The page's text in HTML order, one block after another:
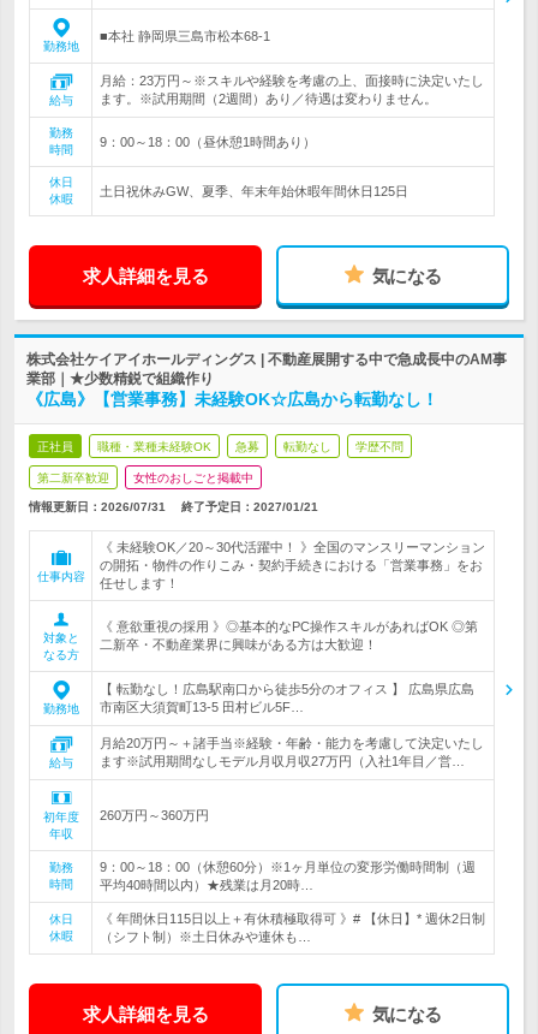
勤務地
■本社 静岡県三島市松本68-1
給与
月給：23万円～※スキルや経験を考慮の上、面接時に決定いたし
ます。※試用期間（2週間）あり／待遇は変わりません。
勤務
時間
9：00～18：00（昼休憩1時間あり）
休日
休暇
土日祝休みGW、夏季、年末年始休暇年間休日125日
求人詳細を見る 気になる
株式会社ケイアイホールディングス | 不動産展開する中で急成長中のAM事
業部｜★少数精鋭で組織作り
《広島》【営業事務】未経験OK☆広島から転勤なし！
正社員 職種・業種未経験OK 急募 転勤なし 学歴不問
第二新卒歓迎 女性のおしごと掲載中
情報更新日：2026/07/31 終了予定日： 2027/01/21
仕事内容
《 未経験OK／20～30代活躍中！ 》全国のマンスリーマンション
の開拓・物件の作りこみ・契約手続きにおける「営業事務」をお
任せします！
対象と
なる方
《 意欲重視の採用 》◎基本的なPC操作スキルがあればOK ◎第
二新卒・不動産業界に興味がある方は大歓迎！
勤務地
【 転勤なし！広島駅南口から徒歩5分のオフィス 】 広島県広島
市南区大須賀町13-5 田村ビル5F…
給与
月給20万円～＋諸手当※経験・年齢・能力を考慮して決定いたし
ます※試用期間なしモデル月収月収27万円（入社1年目／営…
初年度
年収
260万円～360万円
勤務
時間
9：00～18：00（休憩60分）※1ヶ月単位の変形労働時間制（週
平均40時間以内）★残業は月20時…
休日
休暇
《 年間休日115日以上＋有休積極取得可 》# 【休日】* 週休2日制
（シフト制）※土日休みや連休も…
求人詳細を見る 気になる